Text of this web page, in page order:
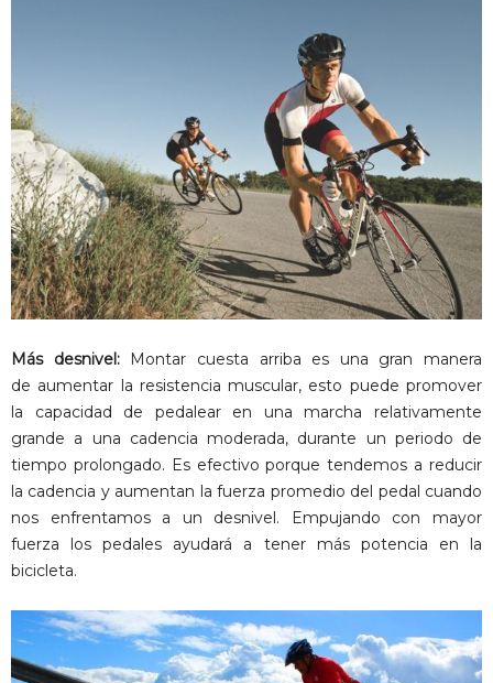
Más desnivel:Montar cuesta arriba es una gran manera
de aumentar la resistencia muscular, esto puede promover
la capacidad de pedalear en una marcha relativamente
grande a una cadencia moderada, durante un periodo de
tiempo prolongado. Es efectivo porque tendemos a reducir
la cadencia y aumentan la fuerza promedio del pedal cuando
nos enfrentamos a un desnivel. Empujando con mayor
fuerza los pedales ayudará a tener más potencia en la
bicicleta.